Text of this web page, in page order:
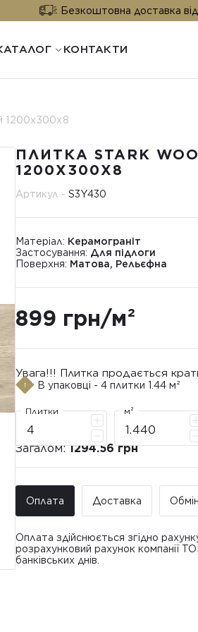
Безкоштовна доставка від 25 м² від
КОНТАКТИ
1200х300х8
ПЛИТКА STARK
1200Х300Х8
Артикул -S3Y430
Матеріал: Керамограніт
Застосування: Для підлоги
Поверхня: Матова, Рельєфна
899 грн/м²
Увага!!! Плитка продається
В упаковці - 4 плитки 1.44 м²
Плитки м²
Загалом:1294.56 грн
Оплата Доставка Обмін
Оплата здійснюється згідно
розрахунковий рахунок компанії
банківських днів.